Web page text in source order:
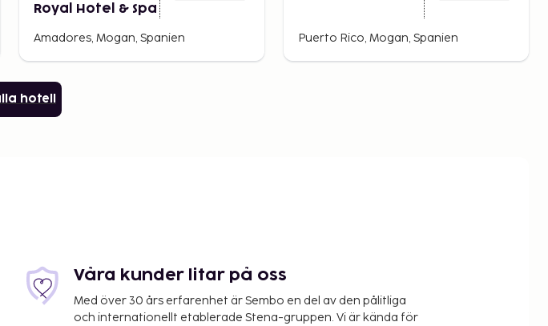
Royal Hotel & Spa
Amadores, Mogan, Spanien Puerto Rico, Mogan, Spanien
hotell
Våra kunder litar på oss
Med över 30 års erfarenhet är Sembo en del av den pålitliga
och internationellt etablerade Stena-gruppen. Vi är kända för